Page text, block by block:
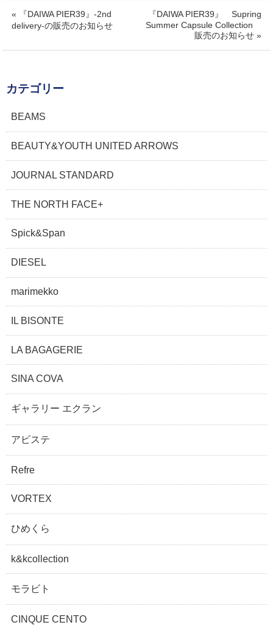
« 『DAIWA PIER39』-2nd
delivery-の販売のお知らせ
『DAIWA PIER39』 Supring
Summer Capsule Collection
販売のお知らせ »
カテゴリー
BEAMS
BEAUTY&YOUTH UNITED ARROWS
JOURNAL STANDARD
THE NORTH FACE+
Spick&Span
DIESEL
marimekko
IL BISONTE
LA BAGAGERIE
SINA COVA
ギャラリー エクラン
アビステ
Refre
VORTEX
ひめくら
k&kcollection
モラビト
CINQUE CENTO